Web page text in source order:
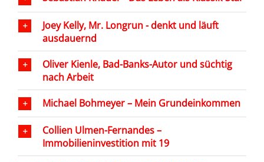
Joey Kelly, Mr. Longrun - denkt und läuft
ausdauernd
Oliver Kienle, Bad-Banks-Autor und süchtig
nach Arbeit
Michael Bohmeyer – Mein Grundeinkommen
Collien Ulmen-Fernandes –
Immobilieninvestition mit 19